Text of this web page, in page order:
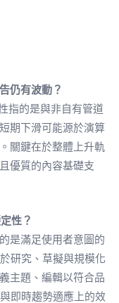
仍有波動？
指的是與非自有管道
期下滑可能源於演算
關鍵在於整體上升軌
優質的內容基礎支
性？
是滿足使用者意圖的
研究、草擬與規模化
主題、編輯以符合品
即時趨勢適應上的效